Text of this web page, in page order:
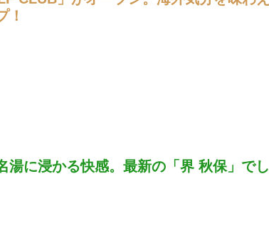
！
湯に浸かる快感。最新の「界 秋保」でし